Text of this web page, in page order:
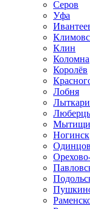
Серов
Уфа
Клин
Коломна
Королёв
Лобня
Мытищи
Ногинск